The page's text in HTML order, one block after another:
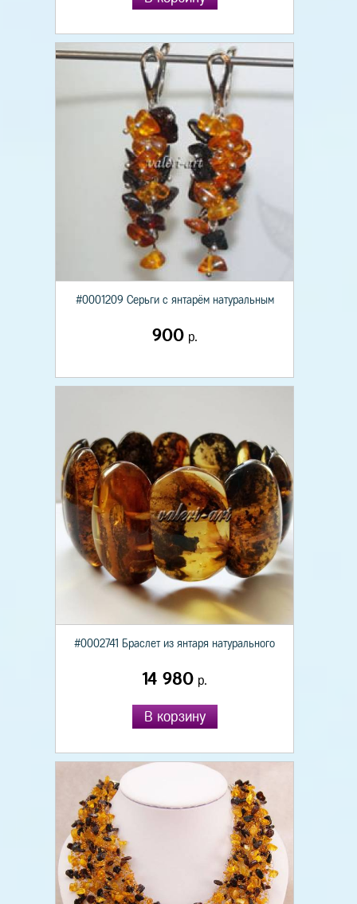
#0001209 Серьги с янтарём натуральным
900р.
#0002741 Браслет из янтаря натурального
14 980 р.
В корзину